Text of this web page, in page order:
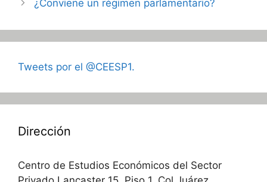
¿Conviene un régimen parlamentario?
Tweets por el @CEESP1.
Dirección
Centro de Estudios Económicos del Sector